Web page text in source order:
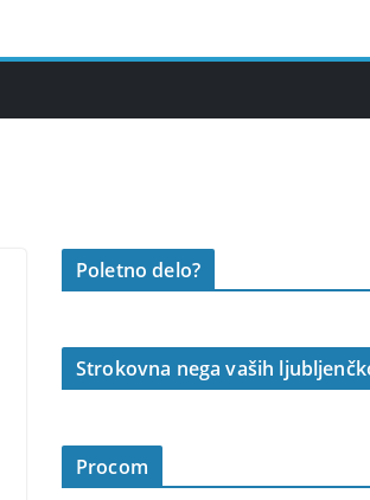
Poletno delo?
Strokovna nega vaših
Procom